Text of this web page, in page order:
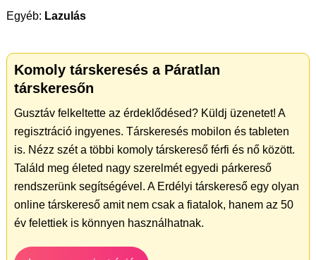
Egyéb: Lazulás
Komoly társkeresés a Páratlan
társkeresőn
Gusztáv felkeltette az érdeklődésed? Küldj üzenetet! A
regisztráció ingyenes. Társkeresés mobilon és tableten
is. Nézz szét a többi komoly társkereső férfi és nő között.
Találd meg életed nagy szerelmét egyedi párkereső
rendszerünk segítségével. A Erdélyi társkereső egy olyan
online társkereső amit nem csak a fiatalok, hanem az 50
év felettiek is könnyen használhatnak.